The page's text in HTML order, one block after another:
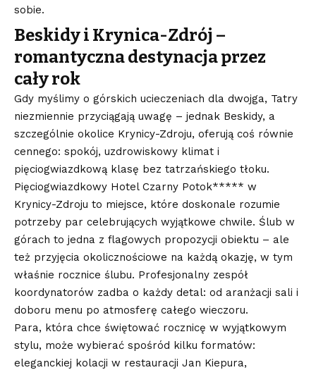
sobie.
Beskidy i Krynica-Zdrój –
romantyczna destynacja przez
cały rok
Gdy myślimy o górskich ucieczeniach dla dwojga, Tatry
niezmiennie przyciągają uwagę – jednak Beskidy, a
szczególnie okolice Krynicy-Zdroju, oferują coś równie
cennego: spokój, uzdrowiskowy klimat i
pięciogwiazdkową klasę bez tatrzańskiego tłoku.
Pięciogwiazdkowy Hotel Czarny Potok***** w
Krynicy-Zdroju to miejsce, które doskonale rozumie
potrzeby par celebrujących wyjątkowe chwile. Ślub w
górach to jedna z flagowych propozycji obiektu – ale
też przyjęcia okolicznościowe na każdą okazję, w tym
właśnie rocznice ślubu. Profesjonalny zespół
koordynatorów zadba o każdy detal: od aranżacji sali i
doboru menu po atmosferę całego wieczoru.
Para, która chce świętować rocznicę w wyjątkowym
stylu, może wybierać spośród kilku formatów:
eleganckiej kolacji w restauracji Jan Kiepura,